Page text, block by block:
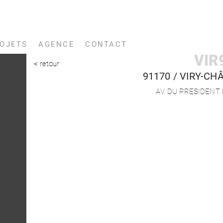
AGENCE CONTACT
< retour
91170 /VIRY-
AV. DU